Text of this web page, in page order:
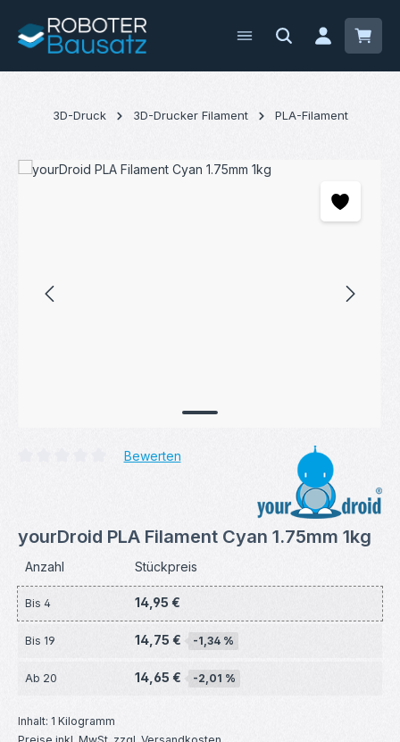
Zum Hauptinhalt springen
3D-Druck 3D-Drucker Filament PLA-Filament
Bildergalerie überspringen
Durchschnittliche Bewertung von 0 von 5 Sternen
Bewerten
yourDroid PLA Filament Cyan 1.75mm 1kg
Anzahl Stückpreis
Bis 4 14,95 €
Bis 19 14,75 € -1,34 %
Ab 20 14,65 € -2,01 %
Inhalt: 1 Kilogramm